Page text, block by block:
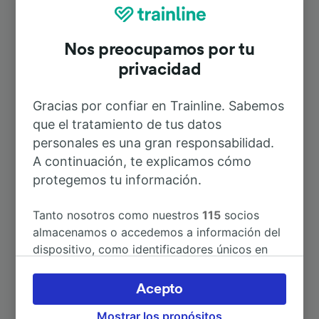
Rutas más populares desde Seveso
A Cesano Maderno 2min
A Como 1h 8min
A Aeropuerto de Milán-Malpensa
A Aeropuerto Milán Malpensa 1h 6min
A Meda 3min
Nos preocupamos por tu
privacidad
Gracias por confiar en Trainline. Sabemos
que el tratamiento de tus datos
personales es una gran responsabilidad.
A continuación, te explicamos cómo
protegemos tu información.
Tanto nosotros como nuestros115 socios
almacenamos o accedemos a información del
dispositivo, como identificadores únicos en
Puedes aceptar o administrar tus preferencias
haciendo clic abajo, incluido el derecho de
Mostrar los propósitos
Acepto